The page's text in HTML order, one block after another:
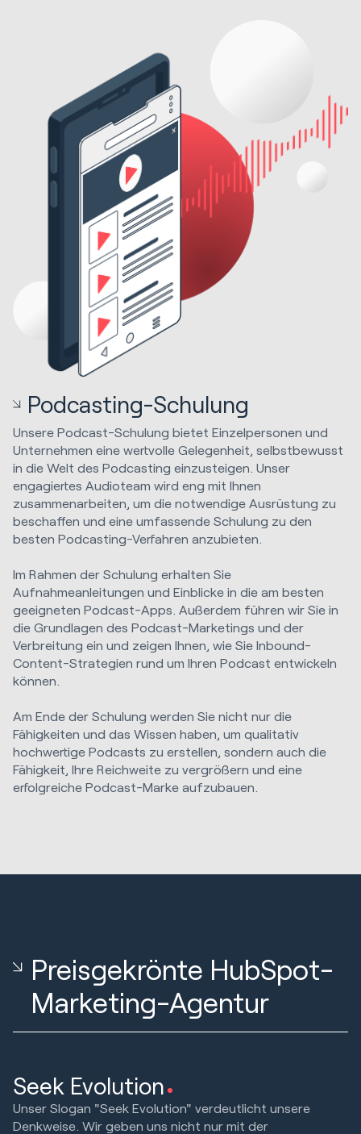
Podcasting-Schulung
Unsere Podcast-Schulung bietet Einzelpersonen und
Unternehmen eine wertvolle Gelegenheit, selbstbewusst
in die Welt des Podcasting einzusteigen. Unser
engagiertes Audioteam wird eng mit Ihnen
zusammenarbeiten, um die notwendige Ausrüstung zu
beschaffen und eine umfassende Schulung zu den
besten Podcasting-Verfahren anzubieten.
Im Rahmen der Schulung erhalten Sie
Aufnahmeanleitungen und Einblicke in die am besten
geeigneten Podcast-Apps. Außerdem führen wir Sie in
die Grundlagen des Podcast-Marketings und der
Verbreitung ein und zeigen Ihnen, wie Sie Inbound-
Content-Strategien rund um Ihren Podcast entwickeln
können.
Am Ende der Schulung werden Sie nicht nur die
Fähigkeiten und das Wissen haben, um qualitativ
hochwertige Podcasts zu erstellen, sondern auch die
Fähigkeit, Ihre Reichweite zu vergrößern und eine
erfolgreiche Podcast-Marke aufzubauen.
Preisgekrönte HubSpot-
Marketing-Agentur
Seek Evolution
Unser Slogan "Seek Evolution" verdeutlicht unsere
Denkweise. Wir geben uns nicht nur mit der